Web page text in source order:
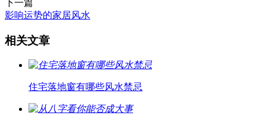
下一篇
影响运势的家居风水
相关文章
住宅落地窗有哪些风水禁忌